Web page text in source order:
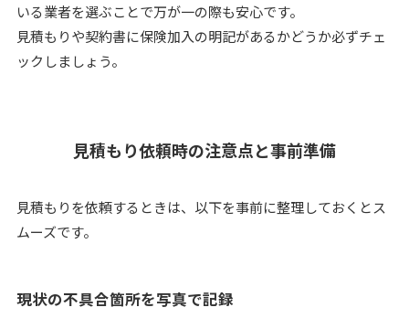
いる業者を選ぶことで万が一の際も安心です。
見積もりや契約書に保険加入の明記があるかどうか必ずチェ
ックしましょう。
見積もり依頼時の注意点と事前準備
見積もりを依頼するときは、以下を事前に整理しておくとス
ムーズです。
現状の不具合箇所を写真で記録